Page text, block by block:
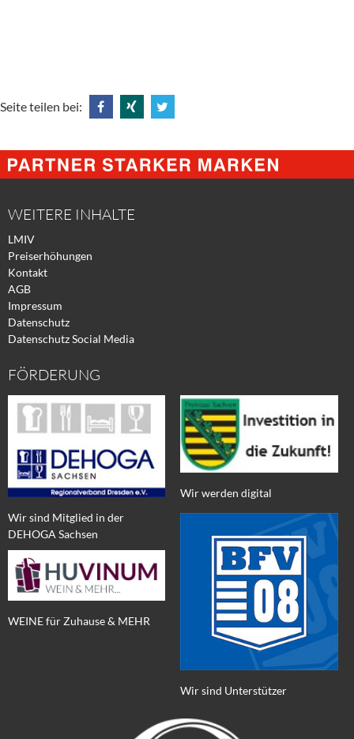
Seite teilen bei:
@
Facebook
@
Xing
@
Twitter
WEITERE INHALTE
LMIV
Preiserhöhungen
Kontakt
AGB
Impressum
Datenschutz
Datenschutz Social Media
FÖRDERUNG
Wir sind Mitglied in der
DEHOGA Sachsen
WEINE für Zuhause & MEHR
Wir werden digital
Wir sind Unterstützer